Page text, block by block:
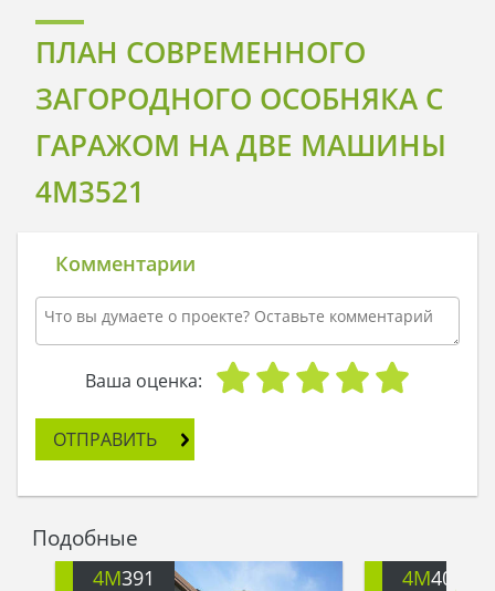
ПЛАН СОВРЕМЕННОГО
ЗАГОРОДНОГО ОСОБНЯКА С
ГАРАЖОМ НА ДВЕ МАШИНЫ
4M3521
Комментарии
Ваша оценка:
ОТПРАВИТЬ
Подобные
4M391 4M401